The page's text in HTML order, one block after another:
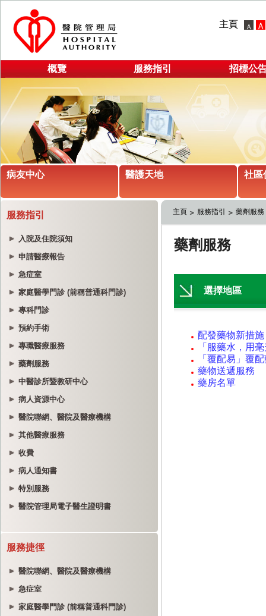
主頁
概覽 服務指引 招標公
病友中心 醫護天地 社區
服務指引
入院及住院須知
申請醫療報告
急症室
家庭醫學門診 (前稱普通科門診)
專科門診
預約手術
專職醫療服務
藥劑服務
中醫診所暨教研中心
病人資源中心
醫院聯網、醫院及醫療機構
其他醫療服務
收費
病人通知書
特別服務
醫院管理局電子醫生證明書
服務捷徑
醫院聯網、醫院及醫療機構
急症室
家庭醫學門診 (前稱普通科門診)
主頁 服務指引 藥劑服務